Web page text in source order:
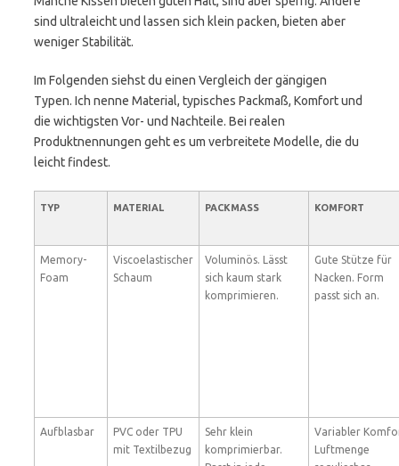
sind ultraleicht und lassen sich klein packen, bieten aber
weniger Stabilität.
Im Folgenden siehst du einen Vergleich der gängigen
Typen. Ich nenne Material, typisches Packmaß, Komfort und
die wichtigsten Vor- und Nachteile. Bei realen
Produktnennungen geht es um verbreitete Modelle, die du
leicht findest.
TYP MATERIAL PACKMASS KOMFORT
Memory-
Foam
Viscoelastischer
Schaum
Voluminös. Lässt
sich kaum stark
komprimieren.
Gute Stütze für
Nacken. Form
passt sich an.
Aufblasbar
PVC oder TPU
mit Textilbezug
Sehr klein
komprimierbar.
Variabler
Luftmenge